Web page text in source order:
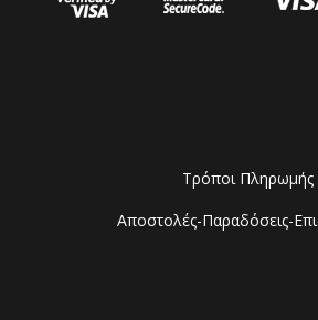
Τρόποι Πληρωμής
Αποστολές-Παραδόσεις-